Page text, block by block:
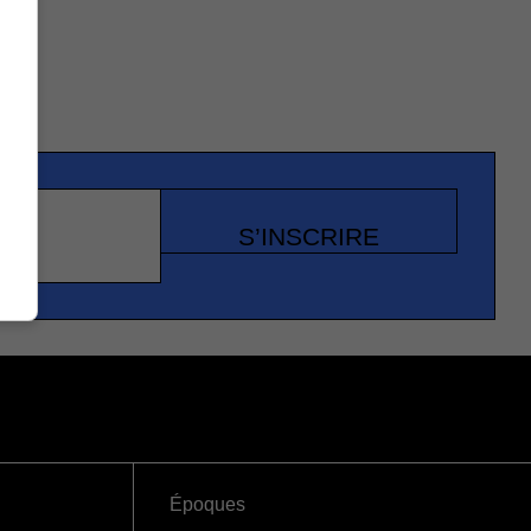
S’INSCRIRE
Époques